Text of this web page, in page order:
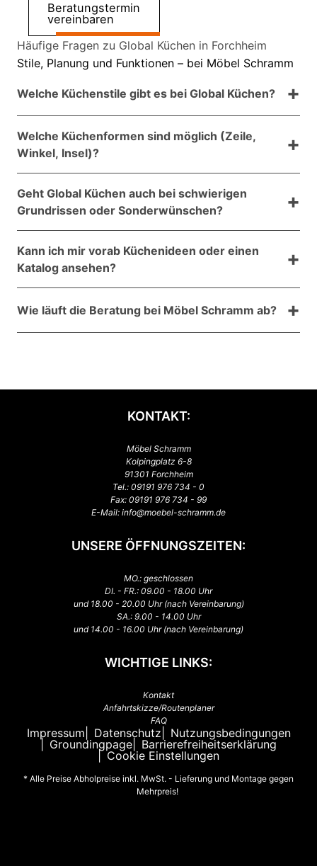
Beratungstermin
vereinbaren
Häufige Fragen zu Global Küchen in Forchheim
Stile, Planung und Funktionen – bei Möbel Schramm
Welche Küchenstile gibt es bei Global Küchen?
bis zum skandinavischen Stil ist vieles möglich. Wir
zeigen Ihnen passende Beispiele und finden
gemeinsam die Richtung, die zu Ihrem Zuhause
passt.
Welche Küchenformen sind möglich (Zeile,
Winkel, Insel)?
oder großzügige Wohnküche mit Kochinsel: Global
Küchen bietet Lösungen für unterschiedliche
Raumgrößen. In der Planung prüfen wir, was Ihr
Grundriss sinnvoll hergibt.
Geht Global Küchen auch bei schwierigen
Grundrissen oder Sonderwünschen?
Wünsche lassen sich in der Regel berücksichtigen.
Entscheidend ist eine saubere Planung, damit beim
Einbau alles millimetergenau passt.
Kann ich mir vorab Küchenideen oder einen
Katalog ansehen?
Global Küchen Katalog. So sammeln Sie vorab Ideen
– und wir knüpfen im Gespräch daran an.
Wie läuft die Beratung bei Möbel Schramm ab?
Zeitdruck.
KONTAKT:
Möbel Schramm
Kolpingplatz 6-8
91301 Forchheim
Tel.: 09191 976 734 - 0
Fax: 09191 976 734 - 99
E-Mail: info@moebel-schramm.de
UNSERE ÖFFNUNGSZEITEN:
MO.: geschlossen
DI. - FR.: 09.00 - 18.00 Uhr
und 18.00 - 20.00 Uhr (nach Vereinbarung)
SA.: 9.00 - 14.00 Uhr
und 14.00 - 16.00 Uhr (nach Vereinbarung)
WICHTIGE LINKS:
Kontakt
Anfahrtskizze/Routenplaner
FAQ
Impressum Datenschutz
Nutzungsbedingungen
Groundingpage
Barrierefreiheitserklärung
Cookie Einstellungen
* Alle Preise Abholpreise inkl. MwSt. - Lieferung und Montage gegen
Mehrpreis!